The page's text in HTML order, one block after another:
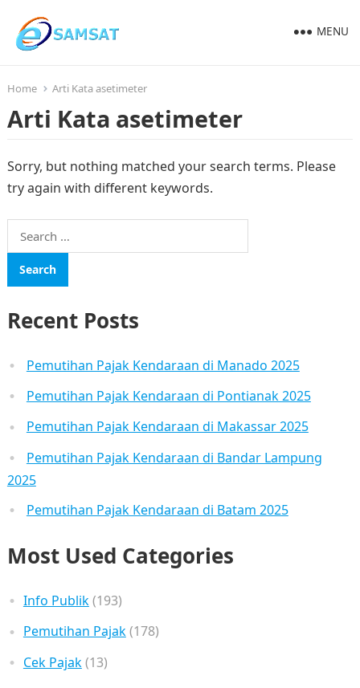
MENU
Home Arti Kata asetimeter
Arti Kata asetimeter
Sorry, but nothing matched your search terms. Please
try again with different keywords.
Search
for:
Recent Posts
Pemutihan Pajak Kendaraan di Manado 2025
Pemutihan Pajak Kendaraan di Pontianak 2025
Pemutihan Pajak Kendaraan di Makassar 2025
Pemutihan Pajak Kendaraan di Bandar Lampung
2025
Pemutihan Pajak Kendaraan di Batam 2025
Most Used Categories
Info Publik(193)
Pemutihan Pajak(178)
Cek Pajak(13)